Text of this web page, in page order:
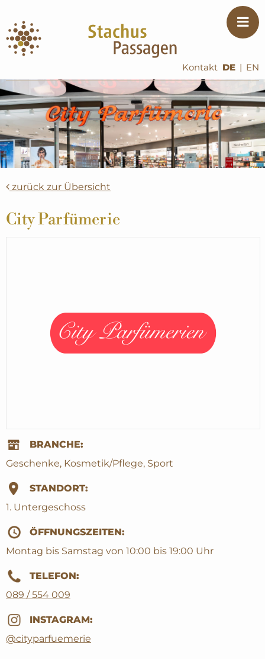
DE | EN
Kontakt
zurück zur Übersicht
City Parfümerie
BRANCHE:
Geschenke, Kosmetik/Pflege, Sport
STANDORT:
1. Untergeschoss
ÖFFNUNGSZEITEN:
Montag bis Samstag von 10:00 bis 19:00 Uhr
TELEFON:
089 / 554 009
INSTAGRAM:
@cityparfuemerie